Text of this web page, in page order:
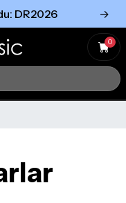
DR2026 →
0
Tümünü Gör
Tümünü gör